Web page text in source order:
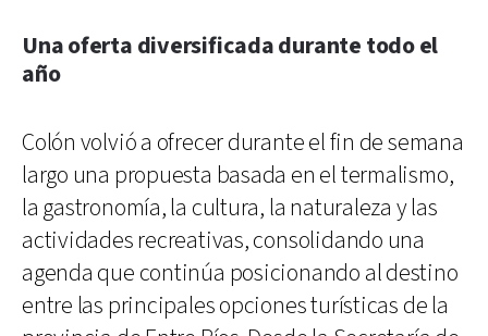
Una oferta diversificada durante todo el
año
Colón volvió a ofrecer durante el fin de semana
largo una propuesta basada en el termalismo,
la gastronomía, la cultura, la naturaleza y las
actividades recreativas, consolidando una
agenda que continúa posicionando al destino
entre las principales opciones turísticas de la